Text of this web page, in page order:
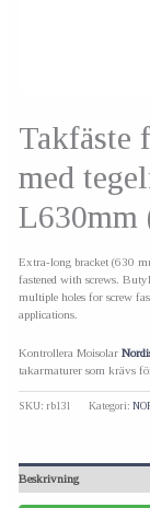
Takfäste
med
L630mm
Extra-long bracket (630
fastened with screws.
multiple holes for screw
applications.
Kontrollera Moisolar
takarmaturer som krävs
SKU: rb13l Kategori:
Beskrivning